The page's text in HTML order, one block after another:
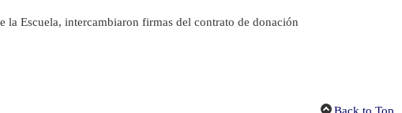
la Escuela, intercambiaron firmas del contrato de donación